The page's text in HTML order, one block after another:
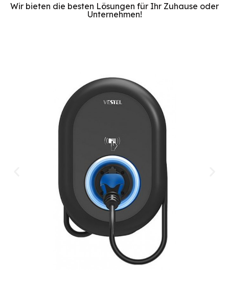
Wir bieten die besten Lösungen für Ihr Zuhause oder
Unternehmen!